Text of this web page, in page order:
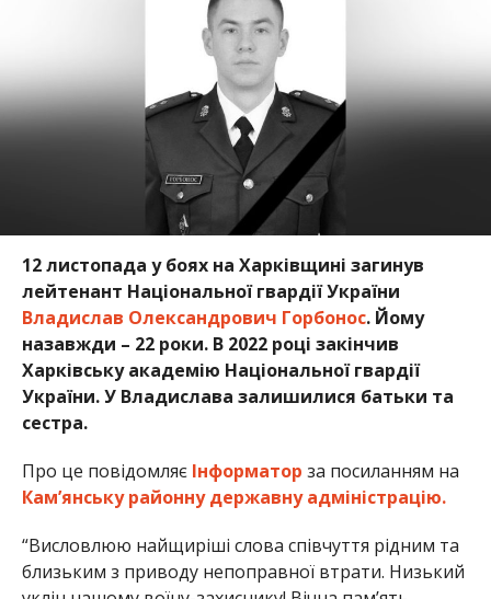
12 листопада у боях на Харківщині загинув
лейтенант Національної гвардії України
Владислав Олександрович Горбонос. Йому
назавжди – 22 роки. В 2022 році закінчив
Харківську академію Національної гвардії
України.У Владислава залишилися батьки та
сестра.
Про це повідомляє Інформатор за посиланням на
Кам’янську районну державну адміністрацію.
“Висловлюю найщиріші слова співчуття рідним та
близьким з приводу непоправної втрати. Низький